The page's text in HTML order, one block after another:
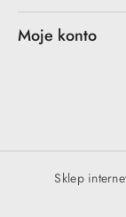
Moje konto
Sklep